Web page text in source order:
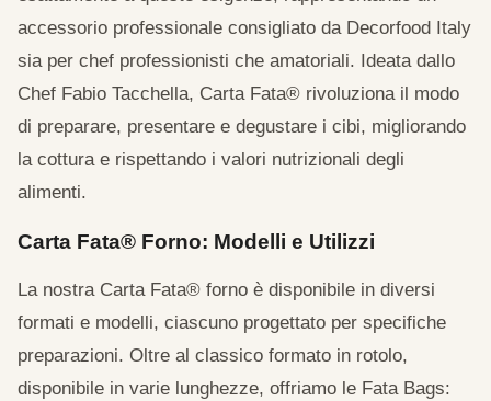
accessorio professionale consigliato da Decorfood Italy
sia per chef professionisti che amatoriali. Ideata dallo
Chef Fabio Tacchella, Carta Fata® rivoluziona il modo
di preparare, presentare e degustare i cibi, migliorando
la cottura e rispettando i valori nutrizionali degli
alimenti.
Carta Fata® Forno: Modelli e Utilizzi
La nostra Carta Fata® forno è disponibile in diversi
formati e modelli, ciascuno progettato per specifiche
preparazioni. Oltre al classico formato in rotolo,
disponibile in varie lunghezze, offriamo le Fata Bags: